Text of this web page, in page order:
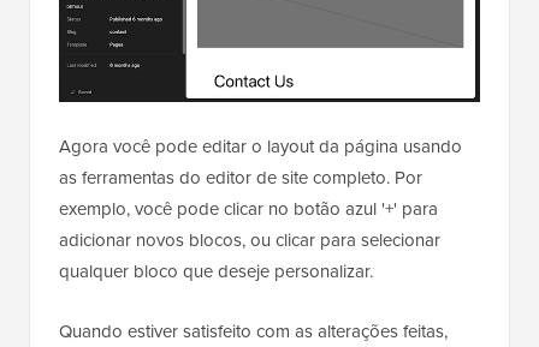
Agora você pode editar o layout da página usando
as ferramentas do editor de site completo. Por
exemplo, você pode clicar no botão azul '+' para
adicionar novos blocos, ou clicar para selecionar
qualquer bloco que deseje personalizar.
Quando estiver satisfeito com as alterações feitas,